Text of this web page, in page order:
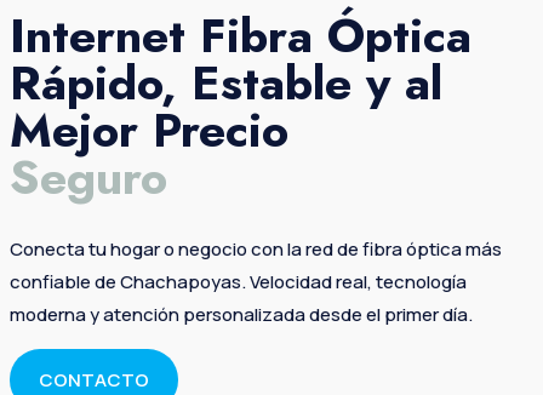
Internet Fibra Óptica
Rápido, Estable y al
Mejor Precio
Seguro
Conecta tu hogar o negocio con la red de fibra óptica más
confiable de Chachapoyas. Velocidad real, tecnología
moderna y atención personalizada desde el primer día.
CONTACTO